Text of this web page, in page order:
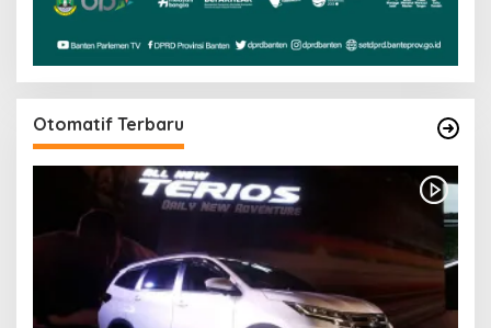
Otomatif Terbaru